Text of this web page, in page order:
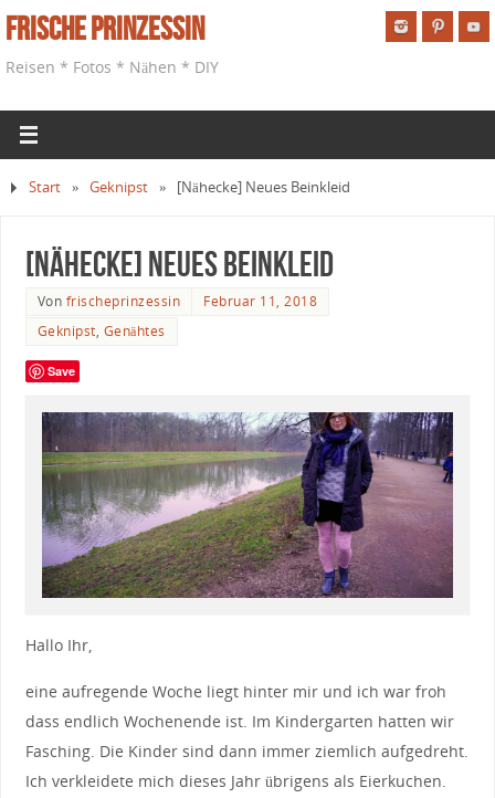
Frische Prinzessin
Reisen * Fotos * Nähen * DIY
Start » Geknipst » [Nähecke] Neues Beinkleid
[Nähecke] Neues Beinkleid
Von frischeprinzessin
Februar 11, 2018
Geknipst, Genähtes
Save
Hallo Ihr,
eine aufregende Woche liegt hinter mir und ich war froh
dass endlich Wochenende ist. Im Kindergarten hatten wir
Fasching. Die Kinder sind dann immer ziemlich aufgedreht.
Ich verkleidete mich dieses Jahr übrigens als Eierkuchen.